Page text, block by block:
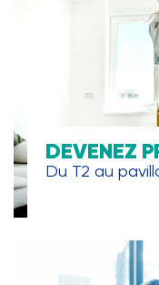
DEVENEZ
Du T2 au